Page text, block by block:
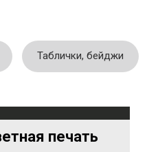
Таблички, бейджи
печать